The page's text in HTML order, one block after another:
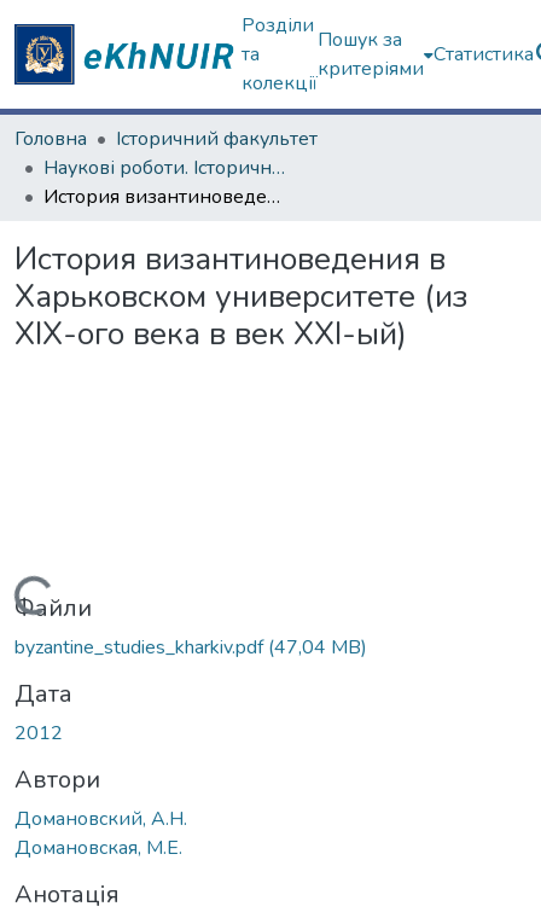
Розділи
та
колекції
Пошук за
критеріями
Статистика
Головна
Історичний факультет
Наукові роботи. Історичний факультет
История византиноведения в Харьковском университете (из ХІХ-ого века в век ХХІ-ый)
История византиноведения в
Харьковском университете (из
ХІХ-ого века в век ХХІ-ый)
Вантажиться...
Файли
byzantine_studies_kharkiv.pdf(47,04 MB)
Дата
2012
Автори
Домановский, А.Н.
Домановская, М.Е.
Анотація